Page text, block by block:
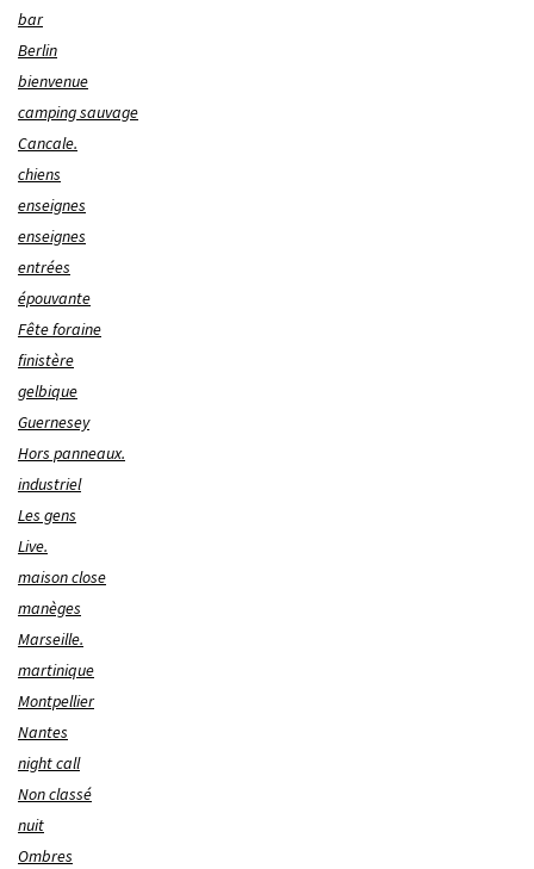
bar
Berlin
bienvenue
camping sauvage
Cancale.
chiens
enseignes
enseignes
entrées
épouvante
Fête foraine
finistère
gelbique
Guernesey
Hors panneaux.
industriel
Les gens
Live.
maison close
manèges
Marseille.
martinique
Montpellier
Nantes
night call
Non classé
nuit
Ombres